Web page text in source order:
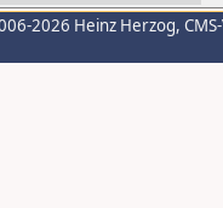
2026 Heinz Herzog,